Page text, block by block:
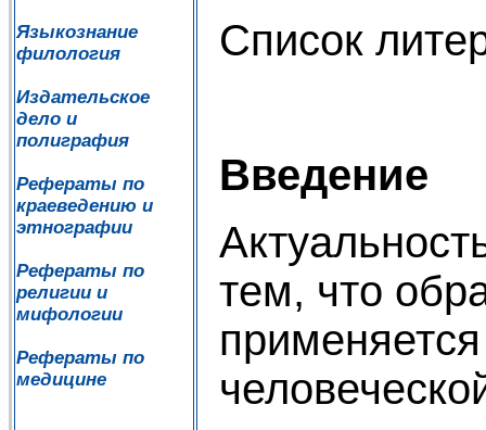
Языкознание
филология
Издательское
дело и
полиграфия
Рефераты по
краеведению и
этнографии
Рефераты по
религии и
мифологии
Рефераты по
медицине
Список
Введение
тем, что